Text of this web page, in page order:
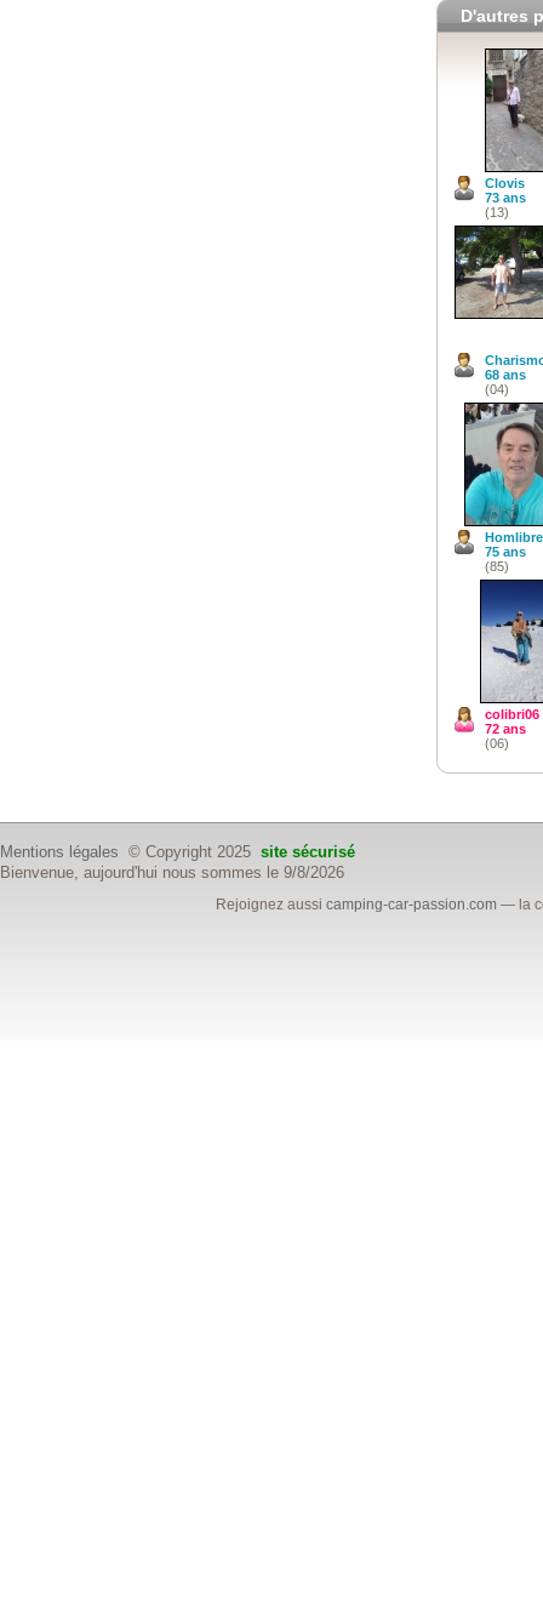
D'autres
Clovis
73 ans
(13)
68 ans
(04)
75 ans
(85)
colibri06
72 ans
(06)
Mentions légales © Copyright 2025 site sécurisé
Bienvenue, aujourd'hui nous sommes le 9/8/2026
Rejoignez aussicamping-car-passion.com — la